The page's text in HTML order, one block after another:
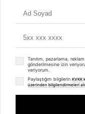
© 2008 -
- Tüm Hakları
Whatsapp
Tanıtım, pazarlama,
gönderilmesine izin
veriyorum.
Paylaştığım bilgilerin KVKK
üzerinden bilgilendirmeleri